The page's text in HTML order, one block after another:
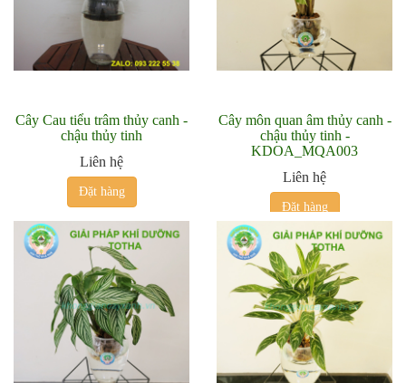
Cây Cau tiểu trâm thủy canh -
chậu thủy tinh
Liên hệ
Đặt hàng
Cây môn quan âm thủy canh -
chậu thủy tinh -
KDOA_MQA003
Liên hệ
Đặt hàng